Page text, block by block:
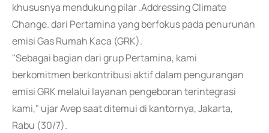
khususnya mendukung pilar .Addressing Climate
Change. dari Pertamina yang berfokus pada penurunan
emisi Gas Rumah Kaca (GRK).
"Sebagai bagian dari grup Pertamina, kami
berkomitmen berkontribusi aktif dalam pengurangan
emisi GRK melalui layanan pengeboran terintegrasi
kami," ujar Avep saat ditemui di kantornya, Jakarta,
Rabu (30/7).